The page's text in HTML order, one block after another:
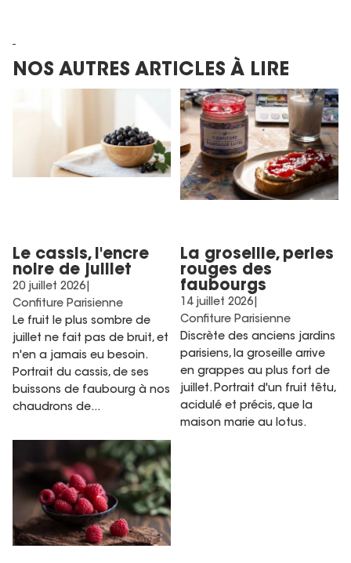
NOS AUTRES ARTICLES À LIRE
Le cassis, l'encre
noire de juillet
20 juillet 2026|
Confiture Parisienne
Le fruit le plus sombre de
juillet ne fait pas de bruit, et
n'en a jamais eu besoin.
Portrait du cassis, de ses
buissons de faubourg à nos
chaudrons de...
La groseille, perles rouges
des faubourgs
La groseille, perles
rouges des
faubourgs
14 juillet 2026|
Confiture Parisienne
Discrète des anciens jardins
parisiens, la groseille arrive
en grappes au plus fort de
juillet. Portrait d'un fruit têtu,
acidulé et précis, que la
maison marie au lotus.
La framboise, l'effrontée de
juillet